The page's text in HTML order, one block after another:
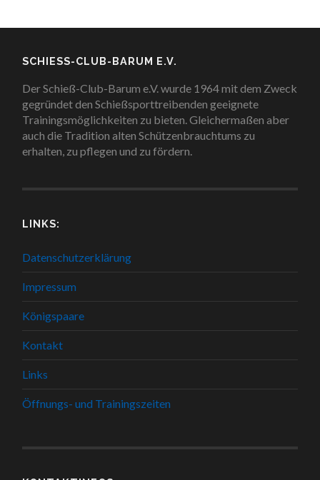
SCHIESS-CLUB-BARUM E.V.
Der Schieß-Club-Barum e.V. wurde 1964 mit dem Zweck
gegründet den Schießsporttreibenden geeignete
Trainingsmöglichkeiten zu bieten. Gleichermaßen aber
auch die Tradition alten Schützenbrauchtums zu
erhalten, zu pflegen und zu fördern.
LINKS:
Datenschutzerklärung
Impressum
Königspaare
Kontakt
Links
Öffnungs- und Trainingszeiten